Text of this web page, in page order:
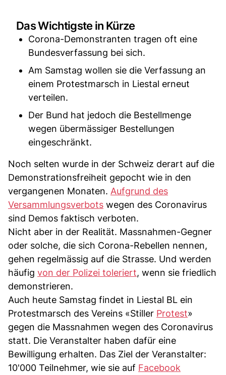
Das Wichtigste in Kürze
Corona-Demonstranten tragen oft eine
Bundesverfassung bei sich.
Am Samstag wollen sie die Verfassung an
einem Protestmarsch in Liestal erneut
verteilen.
Der Bund hat jedoch die Bestellmenge
wegen übermässiger Bestellungen
eingeschränkt.
Noch selten wurde in der Schweiz derart auf die
Demonstrationsfreiheit gepocht wie in den
vergangenen Monaten. Aufgrund des
Versammlungsverbots wegen des Coronavirus
sind Demos faktisch verboten.
Nicht aber in der Realität. Massnahmen-Gegner
oder solche, die sich Corona-Rebellen nennen,
gehen regelmässig auf die Strasse. Und werden
häufig von der Polizei toleriert, wenn sie friedlich
demonstrieren.
Auch heute Samstag findet in Liestal BL ein
Protestmarsch des Vereins «Stiller Protest»
gegen die Massnahmen wegen des Coronavirus
statt. Die Veranstalter haben dafür eine
Bewilligung erhalten. Das Ziel der Veranstalter:
10'000 Teilnehmer, wie sie auf Facebook